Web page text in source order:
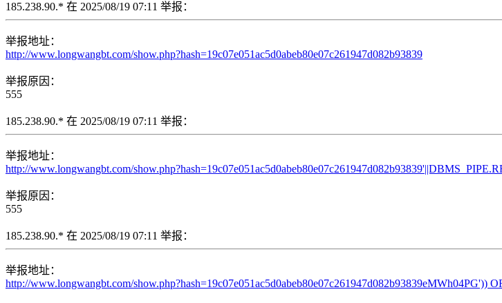
185.238.90.* 在 2025/08/19 07:11 举报：
举报地址：
http://www.longwangbt.com/show.php?hash=19c07e051ac5d0abeb80e07c261947d082b93839
举报原因：
555
185.238.90.* 在 2025/08/19 07:11 举报：
举报地址：
http://www.longwangbt.com/
举报原因：
555
185.238.90.* 在 2025/08/19 07:11 举报：
举报地址：
http://www.longwangbt.com/show.php?hash=19c07e051ac5d0abeb80e07c261947d082b93839eMWh04PG'))